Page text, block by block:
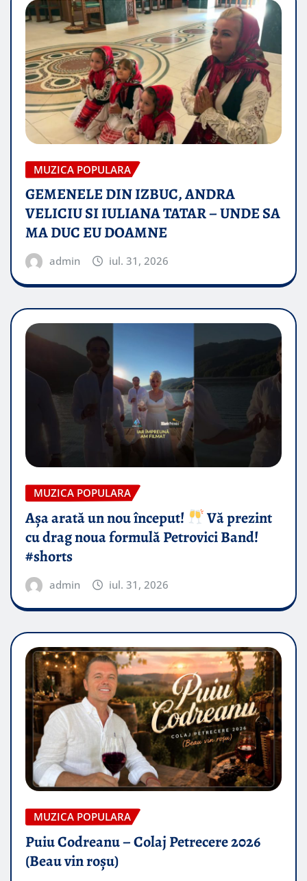
MUZICA POPULARA
GEMENELE DIN IZBUC, ANDRA
VELICIU SI IULIANA TATAR – UNDE SA
MA DUC EU DOAMNE
admin iul. 31, 2026
MUZICA POPULARA
Așa arată un nou început!
Vă prezint
cu drag noua formulă Petrovici Band!
#shorts
admin iul. 31, 2026
MUZICA POPULARA
Puiu Codreanu – Colaj Petrecere 2026
(Beau vin roșu)